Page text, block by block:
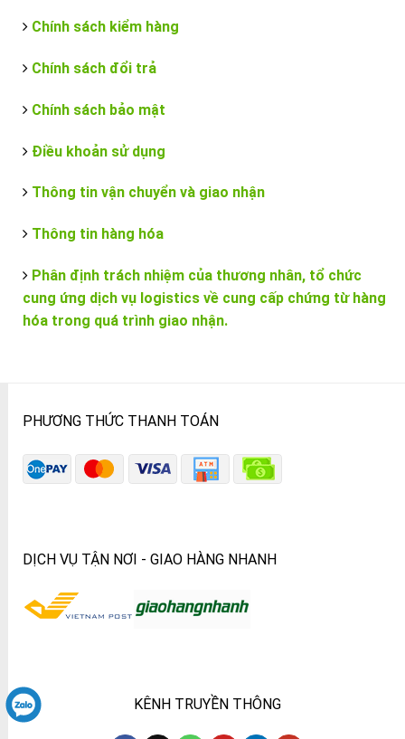
Chính sách kiểm hàng
Chính sách đổi trả
Chính sách bảo mật
Điều khoản sử dụng
Thông tin vận chuyển và giao nhận
Thông tin hàng hóa
Phân định trách nhiệm của thương nhân, tổ chức
cung ứng dịch vụ logistics về cung cấp chứng từ hàng
hóa trong quá trình giao nhận.
PHƯƠNG THỨC THANH TOÁN
DỊCH VỤ TẬN NƠI - GIAO HÀNG NHANH
KÊNH TRUYỀN THÔNG